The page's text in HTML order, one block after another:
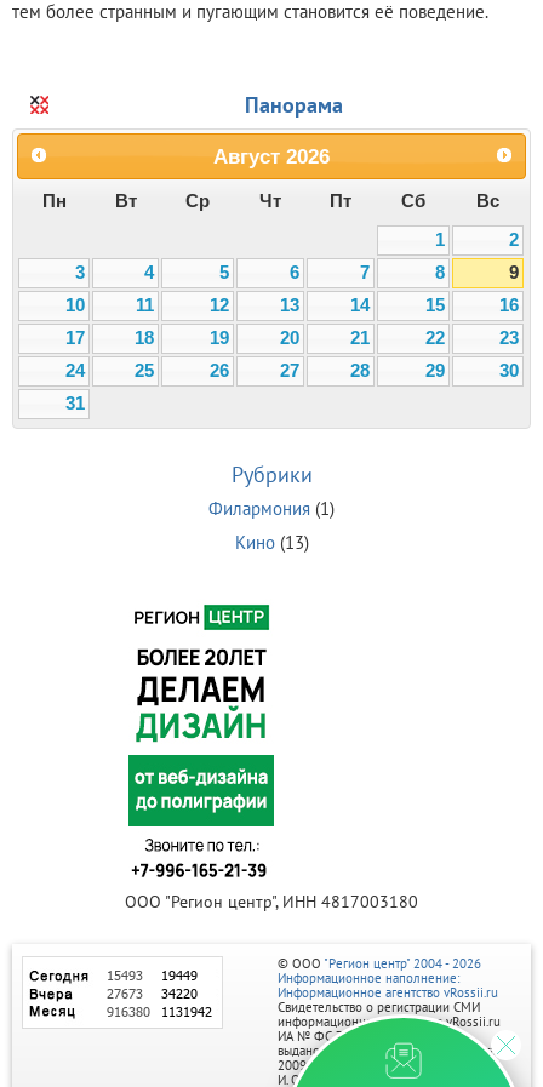
тем более странным и пугающим становится её поведение.
Панорама
Август 2026
Пн Вт Ср Чт Пт Сб
Вс
1
2
3
4 5 6 7 8
9
10
11 12 13 14 15
16
17
18 19 20 21 22
23
24
25 26 27 28 29
30
31
Рубрики
Филармония (1)
Кино(13)
ООО "Регион центр", ИНН 4817003180
© ООО "Регион центр" 2004 - 2026
Информационное наполнение:
Информационное агентство vRossii.ru
Свидетельство о регистрации СМИ
информационного агентства vRossii.ru
ИА № ФС 77‑35502
выдано РОСКОМНАДЗОРом 04 марта
2009г.
И. О. Главного редактора Нарыков А. Н.